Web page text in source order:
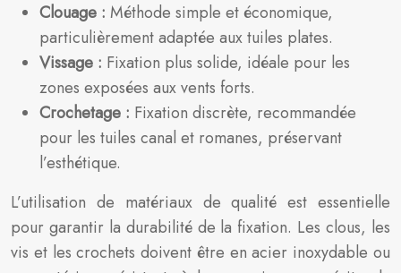
Clouage : Méthode simple et économique,
particulièrement adaptée aux tuiles plates.
Vissage : Fixation plus solide, idéale pour les
zones exposées aux vents forts.
Crochetage : Fixation discrète, recommandée
pour les tuiles canal et romanes, préservant
l’esthétique.
L’utilisation de matériaux de qualité est essentielle
pour garantir la durabilité de la fixation. Les clous, les
vis et les crochets doivent être en acier inoxydable ou